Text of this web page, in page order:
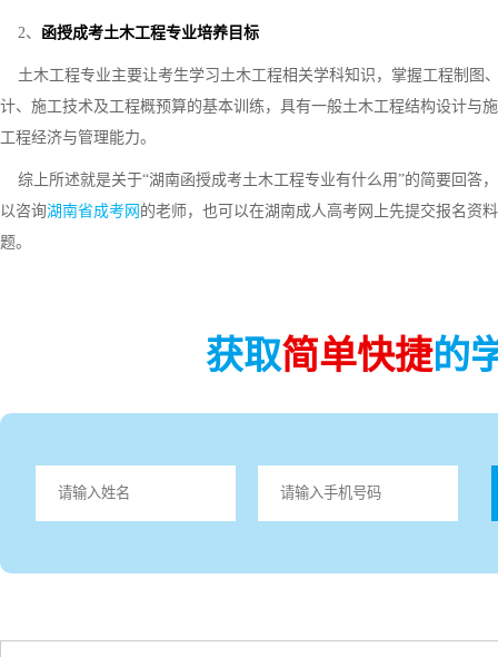
2、 函授成考土木工程专业培养目标
土木工程专业主要让考生学习土木工程相关学科知识，掌握工程制图
计、施工技术及工程概预算的基本训练，具有一般土木工程结构设计与
工程经济与管理能力。
综上所述就是关于“湖南函授成考土木工程专业有什么用”的简要回答
以咨询湖南省成考网 的老师，也可以在湖南成人高考网上先提交报名资
题。
获取简单快捷的